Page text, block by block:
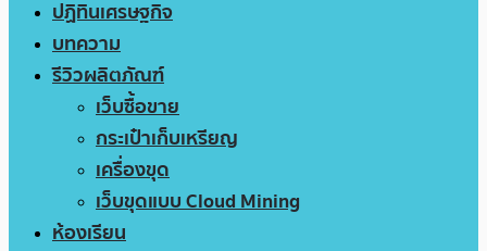
ปฏิทินเศรษฐกิจ
บทความ
รีวิวผลิตภัณฑ์
เว็บซื้อขาย
กระเป๋าเก็บเหรียญ
เครื่องขุด
เว็บขุดแบบ Cloud Mining
ห้องเรียน